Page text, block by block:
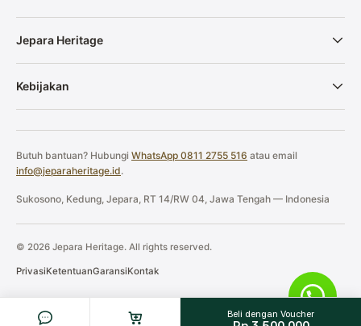
Jepara Heritage
Kebijakan
Butuh bantuan? Hubungi WhatsApp 0811 2755 516 atau email
info@jeparaheritage.id.
Sukosono, Kedung, Jepara, RT 14/RW 04, Jawa Tengah — Indonesia
© 2026 Jepara Heritage. All rights reserved.
PrivasiKetentuanGaransiKontak
Beli dengan Voucher